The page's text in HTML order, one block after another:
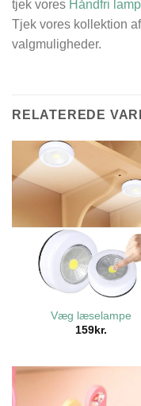
tjek vores Håndfri
Tjek vores kollektion af
valgmuligheder.
RELATEREDE
Væg læselampe
159kr.